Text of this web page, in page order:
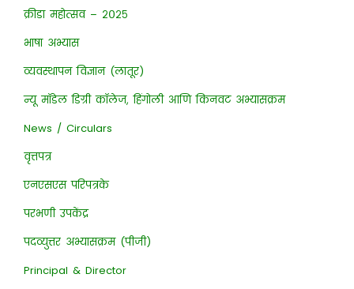
क्रीडा महोत्सव – २०२५
भाषा अभ्यास
व्यवस्थापन विज्ञान (लातूर)
न्यू मॉडेल डिग्री कॉलेज, हिंगोली आणि किनवट अभ्यासक्रम
News / Circulars
वृत्तपत्र
एनएसएस परिपत्रके
परभणी उपकेंद्र
पदव्युत्तर अभ्यासक्रम (पीजी)
Principal & Director